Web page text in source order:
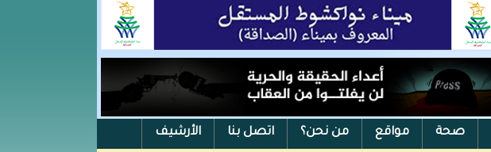
صحة مواقع من نحن؟ اتصل بنا الأرشيف